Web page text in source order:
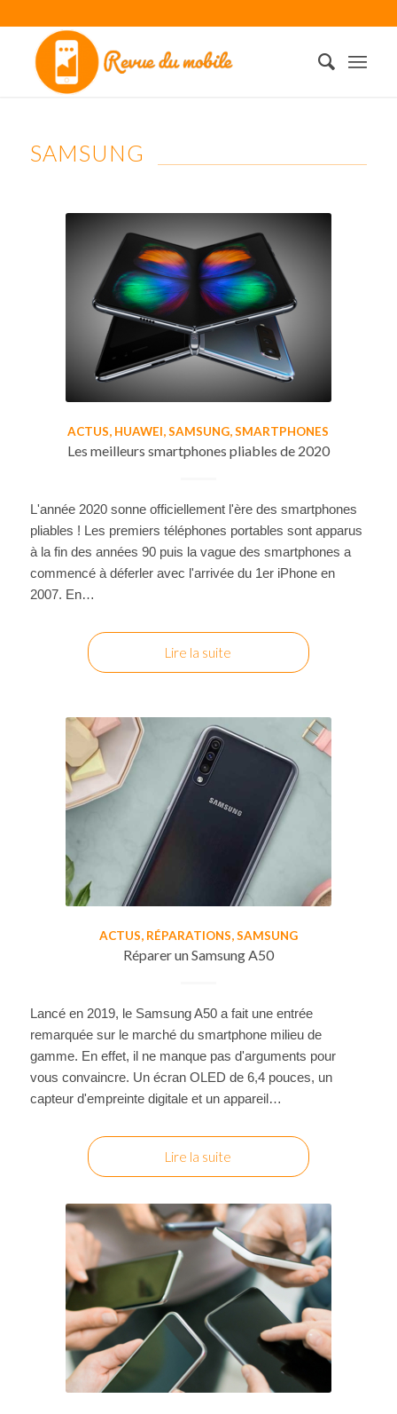
SAMSUNG
ACTUS, HUAWEI,SAMSUNG,SMARTPHONES
Les meilleurs smartphones pliables de 2020
L'année 2020 sonne officiellement l'ère des smartphones
pliables ! Les premiers téléphones portables sont apparus
à la fin des années 90 puis la vague des smartphones a
commencé à déferler avec l'arrivée du 1er iPhone en
2007. En…
Lire la suite
ACTUS, RÉPARATIONS,SAMSUNG
Réparer un Samsung A50
Lancé en 2019, le Samsung A50 a fait une entrée
remarquée sur le marché du smartphone milieu de
gamme. En effet, il ne manque pas d'arguments pour
vous convaincre. Un écran OLED de 6,4 pouces, un
capteur d'empreinte digitale et un appareil…
Lire la suite